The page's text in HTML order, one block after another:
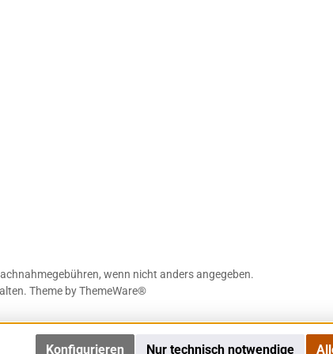
wenn nicht anders angegeben.
Theme byThemeWare®
Nur technisch notwendige
Konfigurieren